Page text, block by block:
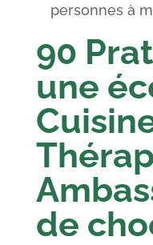
personnes à
90
une
de